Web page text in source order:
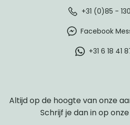
+31 (0)85 -
Facebook
+31 6 18 41
Altijd op de hoogte van onze
Schrijf je dan in op